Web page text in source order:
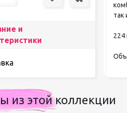
и
так
224
из этой коллекции